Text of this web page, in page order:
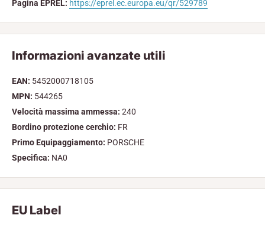
Pagina EPREL: https://eprel.ec.europa.eu/qr/529789
Informazioni avanzate utili
EAN: 5452000718105
MPN: 544265
Velocità massima ammessa: 240
Bordino protezione cerchio: FR
Primo Equipaggiamento: PORSCHE
Specifica: NA0
EU Label